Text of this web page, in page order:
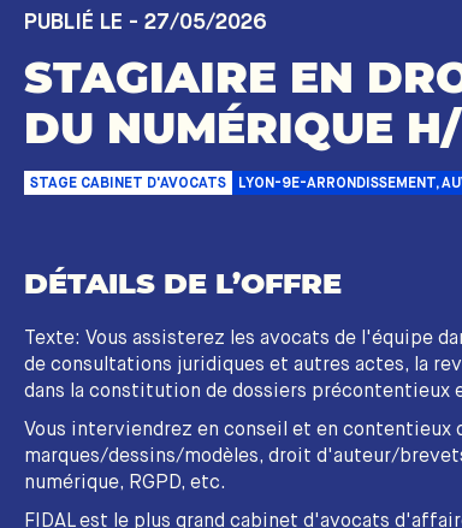
PUBLIÉ LE - 27/05/2026
STAGIAIRE EN
DU NUMÉRIQUE
STAGE CABINET D'AVOCATS LYON-9E-ARRONDISSEMENT,
DÉTAILS DE L’OFFRE
Texte: Vous assisterez les avocats de l'équipe
de consultations juridiques et autres actes, la
dans la constitution de dossiers précontentieux
Vous interviendrez en conseil et en contentieux
marques/dessins/modèles, droit d'auteur/
numérique, RGPD, etc.
FIDAL est le plus grand cabinet d'avocats